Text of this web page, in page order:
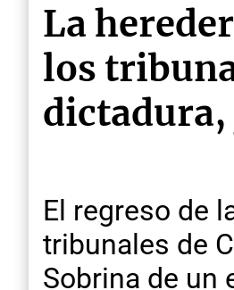
La
los
dictadura,
El regreso de
tribunales de
Sobrina de un